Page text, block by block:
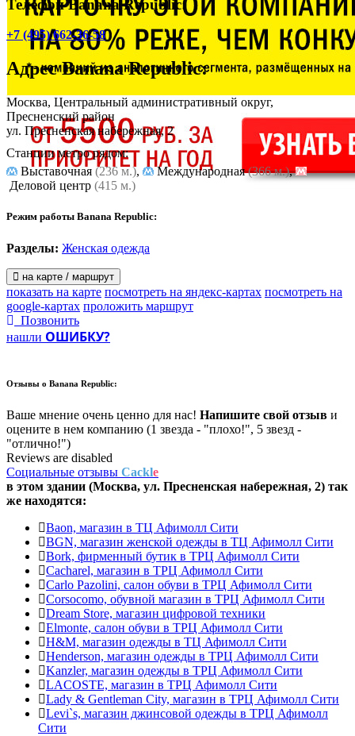
Телефон Banana Republic:
+7 (495) 662-36-58
АдресBanana Republic:
Москва, Центральный административный округ,
Пресненский район
ул. Пресненская набережная, 2
Станции метро рядом:
Выставочная (236 м.), Международная(366 м.),
Деловой центр (415 м.)
Режим работы Banana Republic:
Разделы: Женская одежда
на карте / маршрут
показать на карте посмотреть на яндекс-картах посмотреть на
google-картах проложить маршрут
Позвонить
нашли ОШИБКУ?
Отзывы о Banana Republic:
Ваше мнение очень ценно для нас! Напишите свой отзыв и
оцените в нем компанию (1 звезда - "плохо!", 5 звезд -
"отлично!")
Reviews are disabled
Социальные отзывы Cackle
в этом здании (Москва, ул. Пресненская набережная, 2) так
же находятся:
Baon, магазин в ТЦ Афимолл Сити
BGN, магазин женской одежды в ТЦ Афимолл Сити
Bork, фирменный бутик в ТРЦ Афимолл Сити
Cacharel, магазин в ТРЦ Афимолл Сити
Carlo Pazolini, салон обуви в ТРЦ Афимолл Сити
Corsocomo, обувной магазин в ТРЦ Афимолл Сити
Dream Store, магазин цифровой техники
Elmonte, салон обуви в ТРЦ Афимолл Сити
H&M, магазин одежды в ТЦ Афимолл Сити
Henderson, магазин одежды в ТРЦ Афимолл Сити
Kanzler, магазин одежды в ТРЦ Афимолл Сити
LACOSTE, магазин в ТРЦ Афимолл Сити
Lady & Gentleman Сity, магазин в ТРЦ Афимолл Сити
Levi`s, магазин джинсовой одежды в ТРЦ Афимолл
Сити